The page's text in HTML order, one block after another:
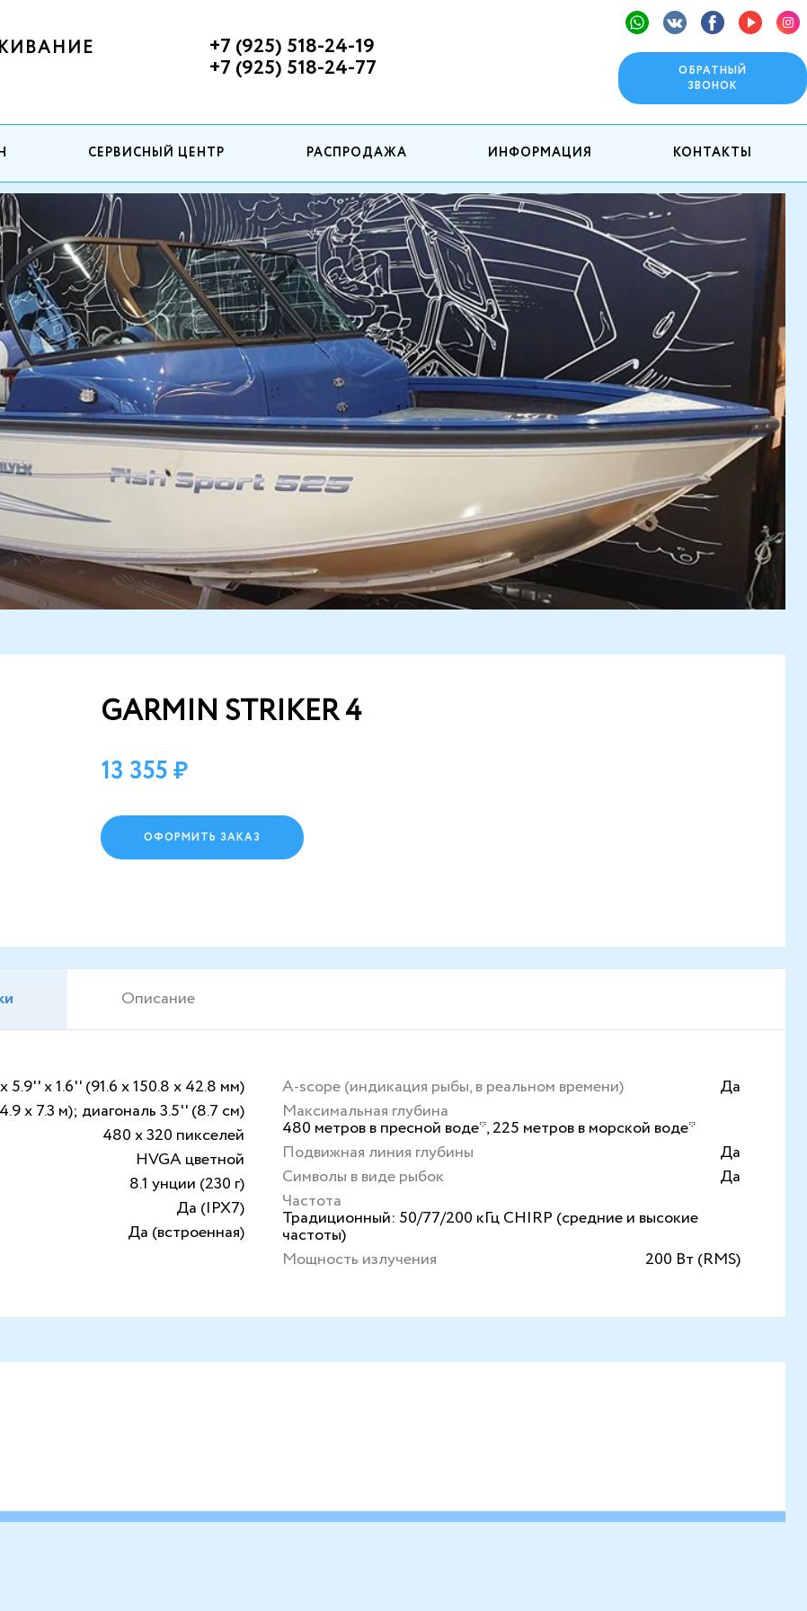
+7 (925) 518-24-19
+7 (925) 518-24-77
ОБРАТНЫЙ
ЗВОНОК
СЕРВИСНЫЙ ЦЕНТР РАСПРОДАЖА ИНФОРМАЦИЯ КОНТАКТЫ
GARMIN STRIKER 4
13 355
ОФОРМИТЬ ЗАКАЗ
Описание
5.9'' x 1.6'' (91.6 x 150.8 x 42.8 мм)
x 7.3 м); диагональ 3.5'' (8.7 см)
480 x 320 пикселей
HVGA цветной
8.1 унции (230 г)
Да (IPX7)
Да (встроенная)
A-scope (индикация рыбы, в реальном времени)
Да
Максимальная глубина
480 метров в пресной воде*, 225 метров в морской воде*
Подвижная линия глубины
Да
Символы в виде рыбок
Да
Частота
Традиционный: 50/77/200 кГц CHIRP (средние и высокие
частоты)
Мощность излучения
200 Вт (RMS)